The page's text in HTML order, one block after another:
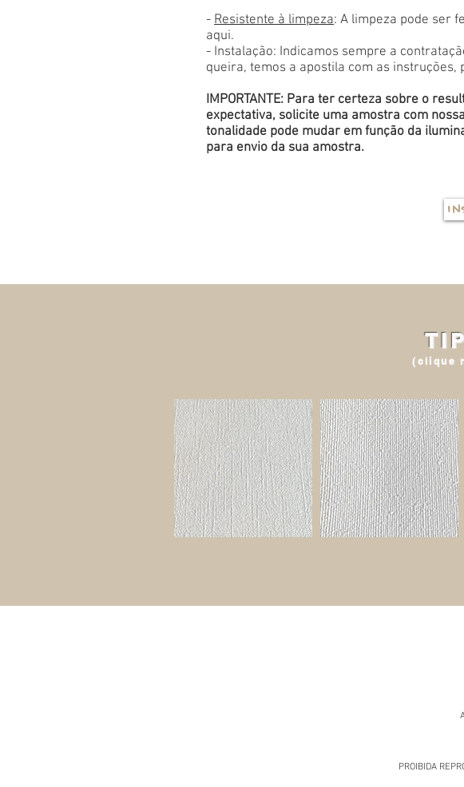
- Resistente à limpeza: A limpeza pode ser
aqui.
- Instalação: Indicamos sempre a
queira, temos a apostila com as instruções,
IMPORTANTE: Para ter certeza sobre o
expectativa, solicite uma amostra com
tonalidade pode mudar em função da
para envio da sua amostra.
(clique
PROIBIDA